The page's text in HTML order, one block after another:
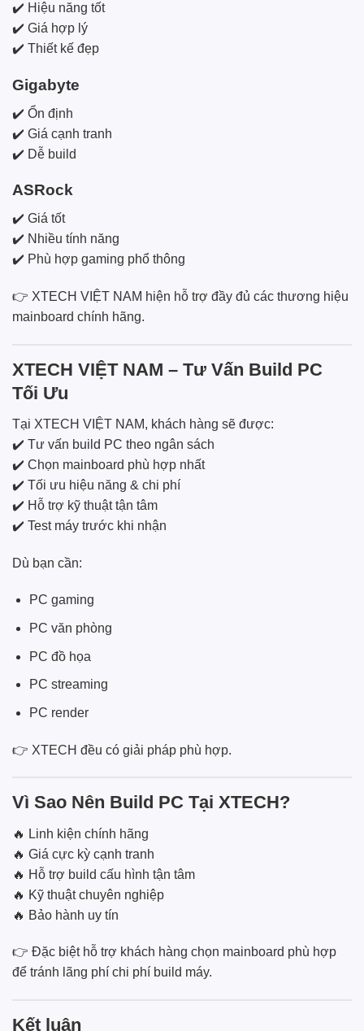
✔️ Hiệu năng tốt
✔️ Giá hợp lý
✔️ Thiết kế đẹp
Gigabyte
✔️ Ổn định
✔️ Giá cạnh tranh
✔️ Dễ build
ASRock
✔️ Giá tốt
✔️ Nhiều tính năng
✔️ Phù hợp gaming phổ thông
👉 XTECH VIỆT NAM hiện hỗ trợ đầy đủ các thương hiệu
mainboard chính hãng.
XTECH VIỆT NAM – Tư Vấn Build PC
Tối Ưu
Tại XTECH VIỆT NAM, khách hàng sẽ được:
✔️ Tư vấn build PC theo ngân sách
✔️ Chọn mainboard phù hợp nhất
✔️ Tối ưu hiệu năng & chi phí
✔️ Hỗ trợ kỹ thuật tận tâm
✔️ Test máy trước khi nhận
Dù bạn cần:
PC gaming
PC văn phòng
PC đồ họa
PC streaming
PC render
👉 XTECH đều có giải pháp phù hợp.
Vì Sao Nên Build PC Tại XTECH?
🔥 Linh kiện chính hãng
🔥 Giá cực kỳ cạnh tranh
🔥 Hỗ trợ build cấu hình tận tâm
🔥 Kỹ thuật chuyên nghiệp
🔥 Bảo hành uy tín
👉 Đặc biệt hỗ trợ khách hàng chọn mainboard phù hợp
để tránh lãng phí chi phí build máy.
Kết luận